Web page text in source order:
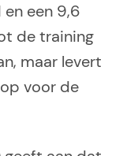
een 9,6
de training
maar levert
voor de